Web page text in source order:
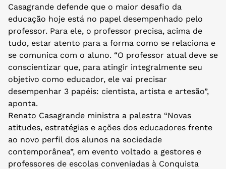
Casagrande defende que o maior desafio da
educação hoje está no papel desempenhado pelo
professor. Para ele, o professor precisa, acima de
tudo, estar atento para a forma como se relaciona e
se comunica com o aluno. “O professor atual deve se
conscientizar que, para atingir integralmente seu
objetivo como educador, ele vai precisar
desempenhar 3 papéis: cientista, artista e artesão”,
aponta.
Renato Casagrande ministra a palestra “Novas
atitudes, estratégias e ações dos educadores frente
ao novo perfil dos alunos na sociedade
contemporânea”, em evento voltado a gestores e
professores de escolas conveniadas à Conquista